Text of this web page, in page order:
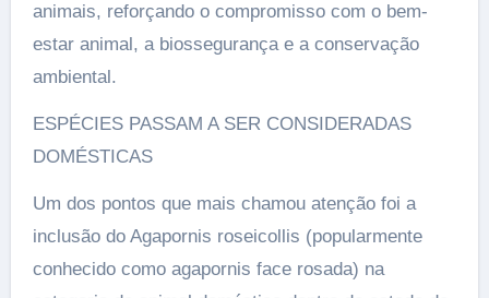
animais, reforçando o compromisso com o bem-
estar animal, a biossegurança e a conservação
ambiental.
ESPÉCIES PASSAM A SER CONSIDERADAS
DOMÉSTICAS
Um dos pontos que mais chamou atenção foi a
inclusão do Agapornis roseicollis (popularmente
conhecido como agapornis face rosada) na